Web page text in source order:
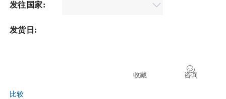
发往国家:
发货日:
咨询
收藏
比较